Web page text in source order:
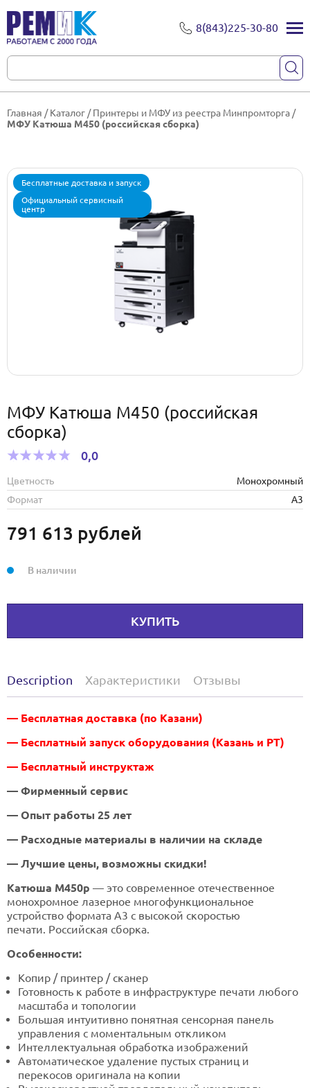
8(843)225-30-80
Главная /Каталог /Принтеры и МФУ из реестра Минпромторга /
МФУ Катюша M450 (российская сборка)
Бесплатные доставка и запуск
Официальный сервисный
центр
МФУ Катюша M450 (российская
сборка)
0,0
Цветность
Монохромный
Формат
А3
791 613 рублей
КУПИТЬ
В наличии
Description Характеристики Отзывы
— Бесплатная доставка (по Казани)
— Бесплатный запуск оборудования (Казань и РТ)
— Бесплатный инструктаж
— Фирменный сервис
— Опыт работы 25 лет
— Расходные материалы в наличии на складе
— Лучшие цены, возможны скидки!
Катюша M450p — это современное отечественное
монохромное лазерное многофункциональное
устройство формата А3 с высокой скоростью
печати. Российская сборка.
Особенности:
Копир / принтер / сканер
Готовность к работе в инфраструктуре печати любого
масштаба и топологии
Большая интуитивно понятная сенсорная панель
управления с моментальным откликом
Интеллектуальная обработка изображений
Автоматическое удаление пустых страниц и
перекосов оригинала на копии